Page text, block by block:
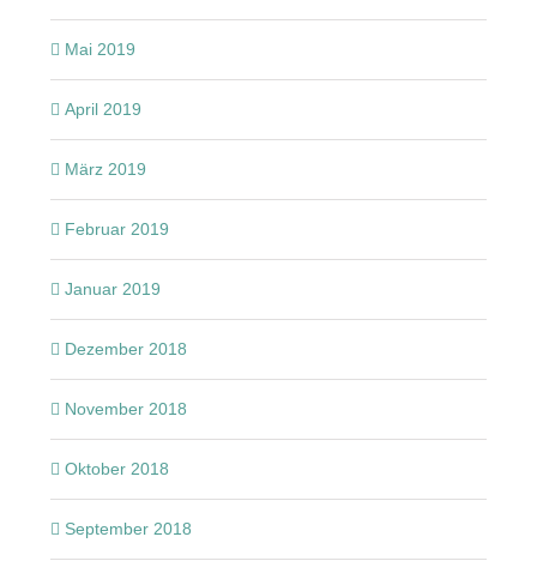
Mai 2019
April 2019
März 2019
Februar 2019
Januar 2019
Dezember 2018
November 2018
Oktober 2018
September 2018